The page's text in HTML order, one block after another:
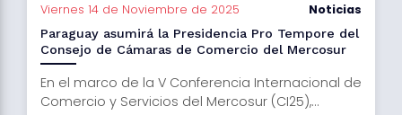
Viernes 14 de Noviembre de 2025 Noticias
Paraguay asumirá la Presidencia Pro Tempore del
Consejo de Cámaras de Comercio del Mercosur
En el marco de la V Conferencia Internacional de
Comercio y Servicios del Mercosur (CI25),...